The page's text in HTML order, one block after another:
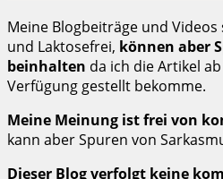
Meine Blogbeiträge und
und Laktosefrei, können aber
beinhalten da ich die Artikel
Verfügung gestellt bekomme.
Meine Meinung ist frei von
kann aber Spuren von
Dieser Blog verfolgt keine